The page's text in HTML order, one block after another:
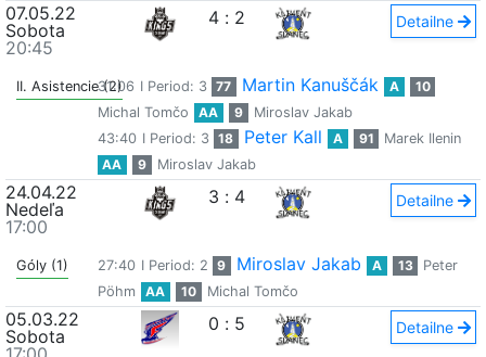
07.05.22
Sobota
20:45
4 : 2 Detailne
II. Asistencie (2)
31:06 I Period: 3 77 Martin Kanuščák A
10
Michal Tomčo
AA 9
Miroslav Jakab
43:40 I Period: 3 18 Peter Kall A 91
Marek Ilenin
AA
9 Miroslav Jakab
24.04.22
Nedeľa
17:00
3 : 4 Detailne
Góly (1) 27:40 I Period: 2 9 Miroslav Jakab A 13
Peter
Pöhm
AA 10 Michal Tomčo
05.03.22
Sobota
0 : 5 Detailne